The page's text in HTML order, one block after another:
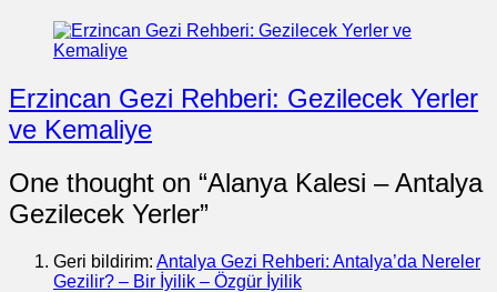
Erzincan Gezi Rehberi: Gezilecek Yerler
ve Kemaliye
One thought on “Alanya Kalesi – Antalya
Gezilecek Yerler”
Geri bildirim: Antalya Gezi Rehberi: Antalya’da Nereler
Gezilir? – Bir İyilik – Özgür İyilik